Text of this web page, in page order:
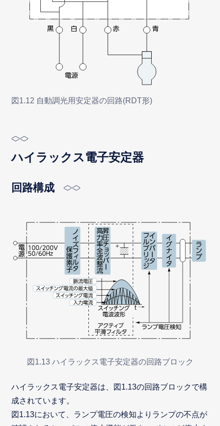
図1.12 自動調光用安定器の回路(RDT形)
ハイラックス電子安定器
回路構成
図1.13 ハイラックス電子安定器の回路ブロック
ハイラックス電子安定器は、図1.13の回路ブロックで構
成されています。
図1.13において、ランプ電圧の検知よりランプの不点が